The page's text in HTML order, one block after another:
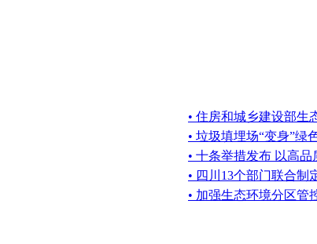
• 住房和城乡建设部生
• 垃圾填埋场“变身”绿
• 十条举措发布 以高
• 四川13个部门联合制
• 加强生态环境分区管